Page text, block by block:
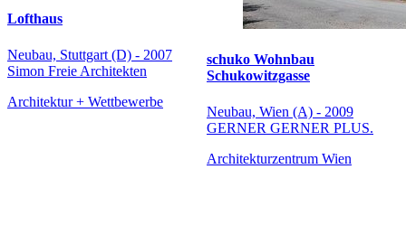
Lofthaus
Neubau, Stuttgart (D) - 2007
Simon Freie Architekten
Architektur + Wettbewerbe
schuko Wohnbau
Schukowitzgasse
Neubau, Wien (A) - 2009
GERNER GERNER PLUS.
Architekturzentrum Wien